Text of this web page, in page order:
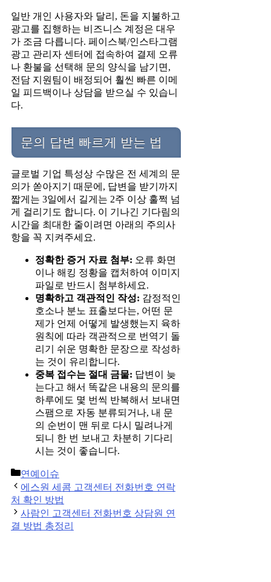
일반 개인 사용자와 달리, 돈을 지불하고
광고를 집행하는 비즈니스 계정은 대우
가 조금 다릅니다. 페이스북/인스타그램
광고 관리자 센터에 접속하여 결제 오류
나 환불을 선택해 문의 양식을 남기면,
전담 지원팀이 배정되어 훨씬 빠른 이메
일 피드백이나 상담을 받으실 수 있습니
다.
문의 답변 빠르게 받는 법
글로벌 기업 특성상 수많은 전 세계의 문
의가 쏟아지기 때문에, 답변을 받기까지
짧게는 3일에서 길게는 2주 이상 훌쩍 넘
게 걸리기도 합니다. 이 기나긴 기다림의
시간을 최대한 줄이려면 아래의 주의사
항을 꼭 지켜주세요.
정확한 증거 자료 첨부: 오류 화면
이나 해킹 정황을 캡처하여 이미지
파일로 반드시 첨부하세요.
명확하고 객관적인 작성: 감정적인
호소나 분노 표출보다는, 어떤 문
제가 언제 어떻게 발생했는지 육하
원칙에 따라 객관적으로 번역기 돌
리기 쉬운 명확한 문장으로 작성하
는 것이 유리합니다.
중복 접수는 절대 금물: 답변이 늦
는다고 해서 똑같은 내용의 문의를
하루에도 몇 번씩 반복해서 보내면
스팸으로 자동 분류되거나, 내 문
의 순번이 맨 뒤로 다시 밀려나게
되니 한 번 보내고 차분히 기다리
시는 것이 좋습니다.
Categories
연예이슈
Post
navigation
에스원 세콤 고객센터 전화번호 연락
처 확인 방법
사람인 고객센터 전화번호 상담원 연
결 방법 총정리